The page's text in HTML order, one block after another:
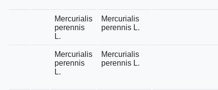
Mercurialis
perennis
L.
Mercurialis
perennis L.
Mercurialis
perennis
L.
Mercurialis
perennis L.